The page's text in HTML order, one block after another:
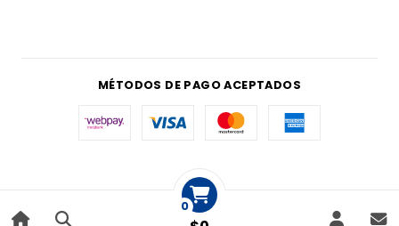
0
MÉTODOS DE PAGO ACEPTADOS